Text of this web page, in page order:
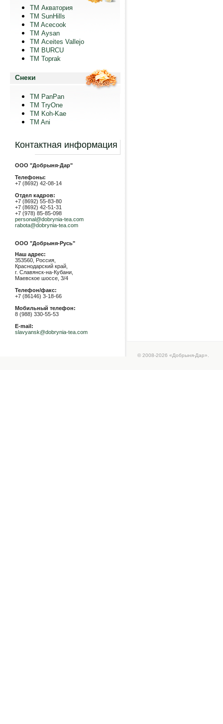
ТМ Акватория
ТМ SunHills
TM Acecook
ТМ Aysan
ТМ Aceites Vallejo
TM BURCU
TM Toprak
Снеки
TM PanPan
ТМ TryOne
ТМ Koh-Kae
TM Ani
Контактная информация
ООО "Добрыня-Дар"
Телефоны:
+7 (8692) 42-08-14
Отдел кадров:
+7 (8692) 55-83-80
+7 (8692) 42-51-31
+7 (978) 85-85-098
personal@dobrynia-tea.com
rabota@dobrynia-tea.com
ООО "Добрыня-Русь"
Наш адрес:
353560, Россия,
Краснодарский край,
г. Славянск-на-Кубани,
Маевское шоссе, 3/4
Телефон/факс:
+7 (86146) 3-18-66
Мобильный телефон:
8 (988) 330-55-53
E-mail:
slavyansk@dobrynia-tea.com
© 2008-2026 «Добрыня-Дар».